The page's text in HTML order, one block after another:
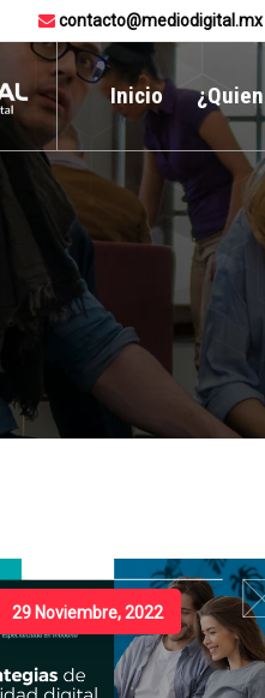
contacto@mediodigital.mx
Inicio
29 Noviembre, 2022